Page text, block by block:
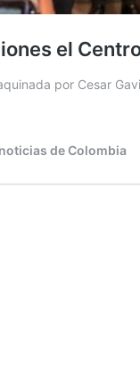
el
por Cesar
de Colombia